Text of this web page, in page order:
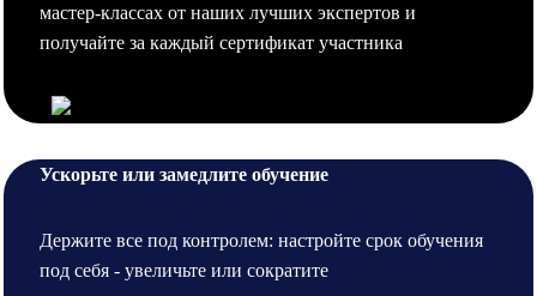
мастер-классах от наших лучших экспертов и
получайте за каждый сертификат участника
Ускорьте или замедлите обучение
Держите все под контролем: настройте срок обучения
под себя - увеличьте или сократите